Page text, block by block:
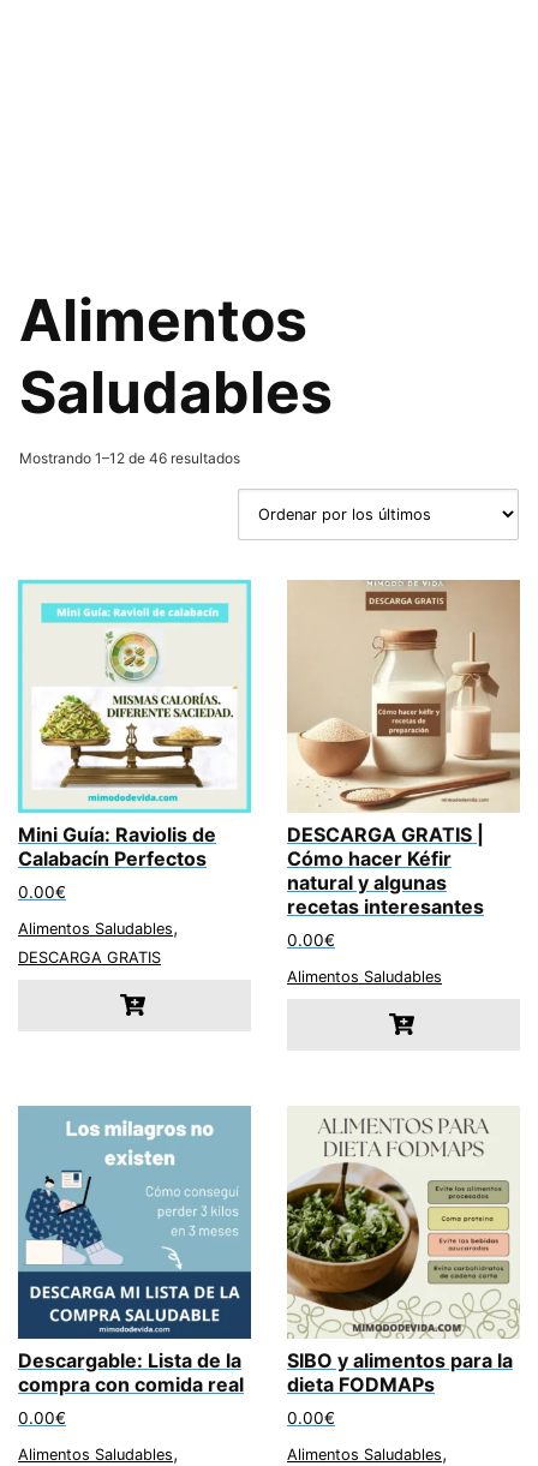
Alimentos
Saludables
Mostrando 1–12 de 46 resultadosOrdenado
últimos
Mini Guía: Raviolis de
Calabacín Perfectos
0.00€
Alimentos Saludables,
DESCARGA GRATIS
DESCARGA GRATIS |
Cómo hacer Kéfir
natural y algunas
recetas interesantes
0.00€
Alimentos Saludables
Descargable: Lista de la
compra con comida real
0.00€
Alimentos Saludables,
SIBO y alimentos para la
dieta FODMAPs
0.00€
Alimentos Saludables,